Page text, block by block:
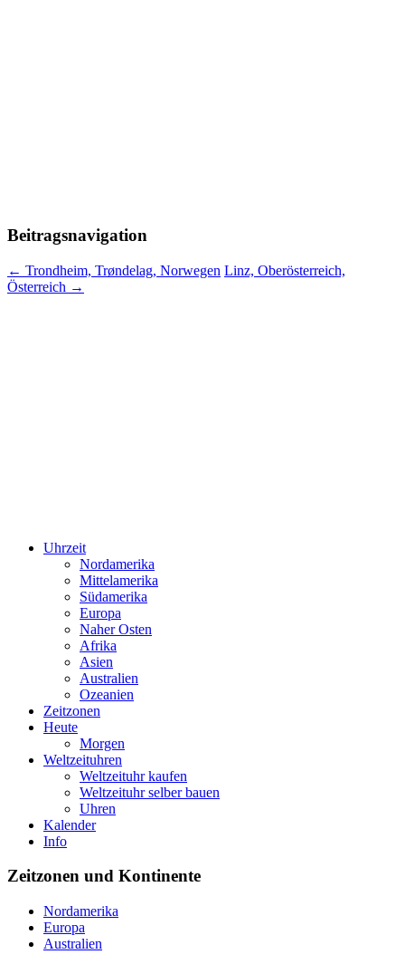
Beitragsnavigation
← Trondheim, Trøndelag, Norwegen Linz, Ober­österreich,
Österreich →
Uhrzeit
Nordamerika
Mittelamerika
Südamerika
Europa
Naher Osten
Afrika
Asien
Australien
Ozeanien
Zeitzonen
Heute
Morgen
Weltzeituhren
Weltzeituhr kaufen
Weltzeituhr selber bauen
Uhren
Kalender
Info
Zeitzonen und Kontinente
Nordamerika
Europa
Australien